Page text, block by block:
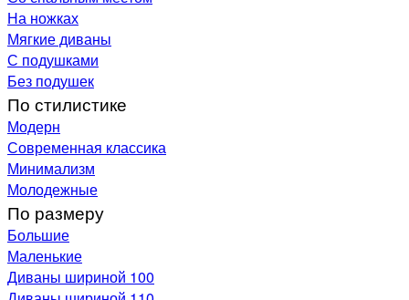
На ножках
Мягкие диваны
С подушками
Без подушек
По стилистике
Модерн
Современная классика
Минимализм
Молодежные
По размеру
Большие
Маленькие
Диваны шириной 100